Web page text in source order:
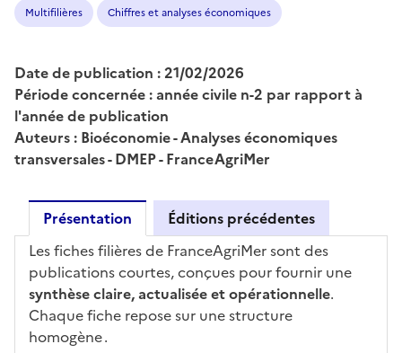
Multifilières Chiffres et analyses économiques
Date de publication : 21/02/2026
Période concernée : année civile n-2 par rapport à
l'année de publication
Auteurs : Bioéconomie - Analyses économiques
transversales - DMEP - FranceAgriMer
Présentation
Éditions précédentes
Les fiches filières de FranceAgriMer sont des
publications courtes, conçues pour fournir une
synthèse claire, actualisée et opérationnelle.
Chaque fiche repose sur une structure
homogène .